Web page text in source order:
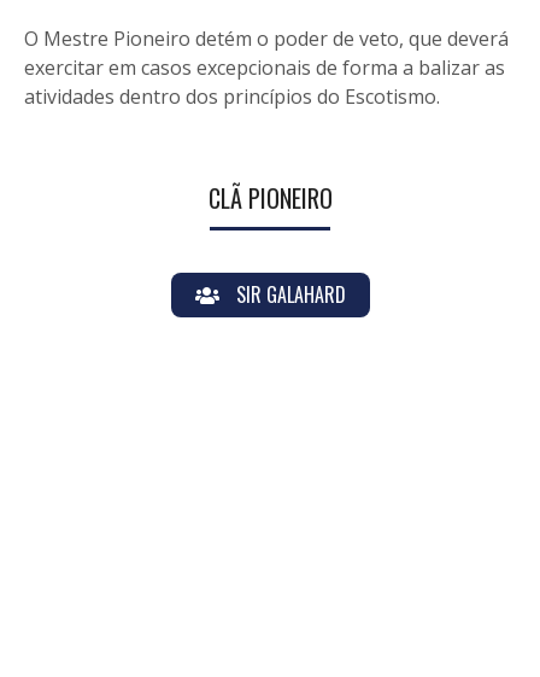
O Mestre Pioneiro detém o poder de veto, que deverá
exercitar em casos excepcionais de forma a balizar as
atividades dentro dos princípios do Escotismo.
CLÃ PIONEIRO
SIR GALAHARD